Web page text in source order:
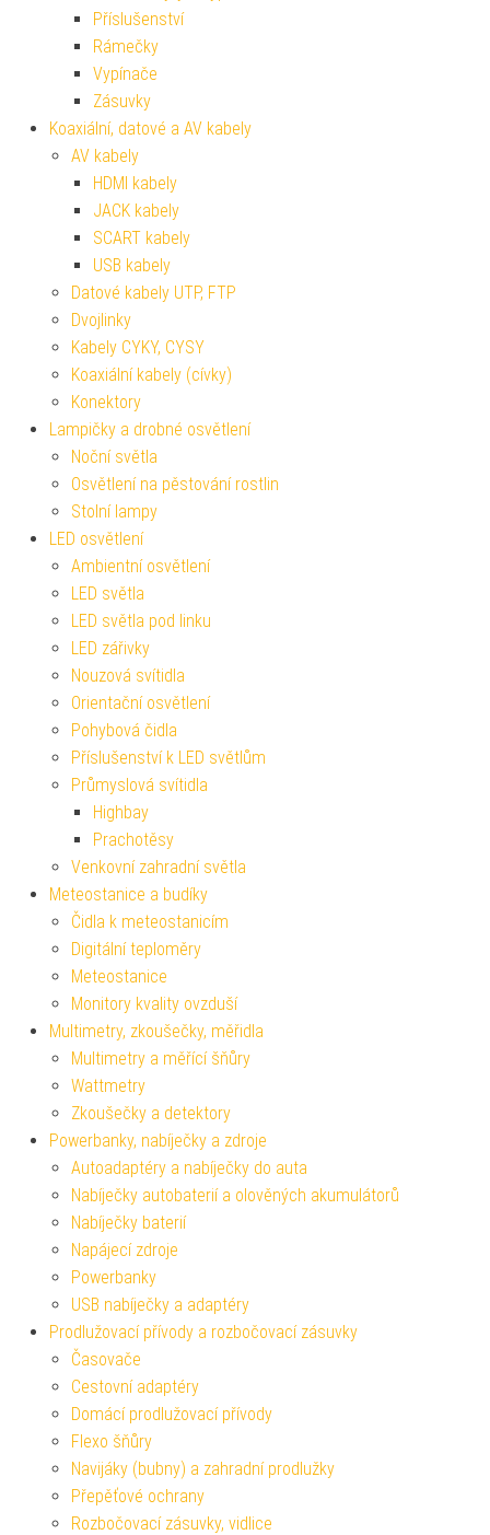
Příslušenství
Rámečky
Vypínače
Zásuvky
Koaxiální, datové a AV kabely
AV kabely
HDMI kabely
JACK kabely
SCART kabely
USB kabely
Datové kabely UTP, FTP
Dvojlinky
Kabely CYKY, CYSY
Koaxiální kabely (cívky)
Konektory
Lampičky a drobné osvětlení
Noční světla
Osvětlení na pěstování rostlin
Stolní lampy
LED osvětlení
Ambientní osvětlení
LED světla
LED světla pod linku
LED zářivky
Nouzová svítidla
Orientační osvětlení
Pohybová čidla
Příslušenství k LED světlům
Průmyslová svítidla
Highbay
Prachotěsy
Venkovní zahradní světla
Meteostanice a budíky
Čidla k meteostanicím
Digitální teploměry
Meteostanice
Monitory kvality ovzduší
Multimetry, zkoušečky, měřidla
Multimetry a měřící šňůry
Wattmetry
Zkoušečky a detektory
Powerbanky, nabíječky a zdroje
Autoadaptéry a nabíječky do auta
Nabíječky autobaterií a olověných akumulátorů
Nabíječky baterií
Napájecí zdroje
Powerbanky
USB nabíječky a adaptéry
Prodlužovací přívody a rozbočovací zásuvky
Časovače
Cestovní adaptéry
Domácí prodlužovací přívody
Flexo šňůry
Navijáky (bubny) a zahradní prodlužky
Přepěťové ochrany
Rozbočovací zásuvky, vidlice